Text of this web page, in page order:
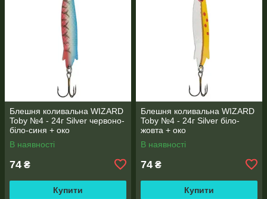
Блешня коливальна WIZARD
Toby №4 - 24г Silver червоно-
біло-синя + око
В наявності
74 ₴
Купити
Блешня коливальна WIZARD
Toby №4 - 24г Silver біло-
жовта + око
В наявності
74 ₴
Купити